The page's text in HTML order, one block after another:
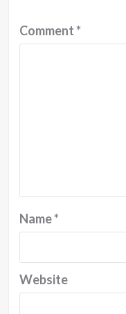
Comment*
Name*
Website